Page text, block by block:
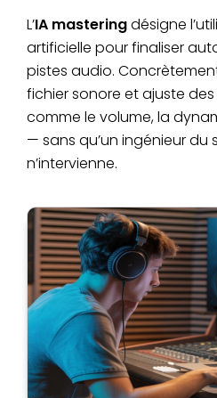
L’IA masteringdésigne
artificielle pour finaliser
pistes audio.
fichier sonore et ajuste
comme le volume, la
— sans qu’un ingénieur du
n’intervienne.